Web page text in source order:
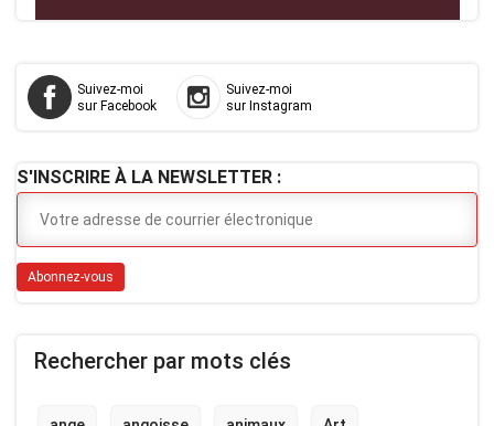
Suivez-moi
sur Facebook
Suivez-moi
sur Instagram
S'INSCRIRE À LA NEWSLETTER :
Rechercher par mots clés